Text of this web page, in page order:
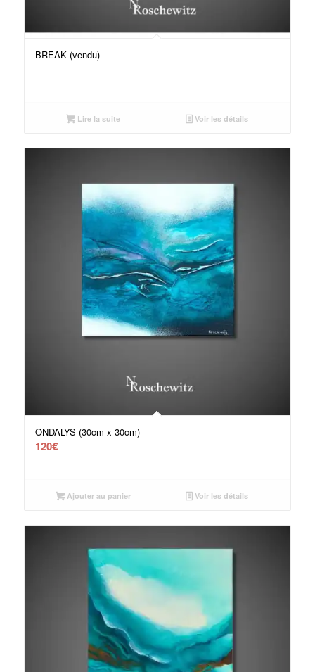
BREAK (vendu)
Lire la suite Voir les détails
ONDALYS (30cm x 30cm)
120€
Ajouter au panier Voir les détails